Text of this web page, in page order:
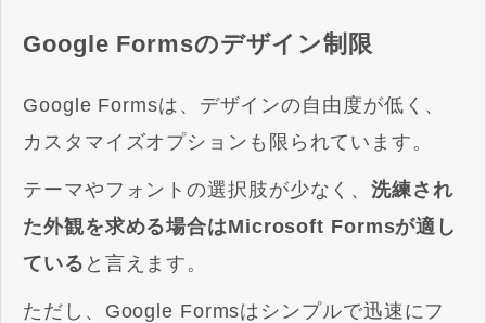
Google Formsのデザイン制限
Google Formsは、デザインの自由度が低く、
カスタマイズオプションも限られています。
テーマやフォントの選択肢が少なく、洗練され
た外観を求める場合はMicrosoft Formsが適し
ている と言えます。
ただし、Google Formsはシンプルで迅速にフ